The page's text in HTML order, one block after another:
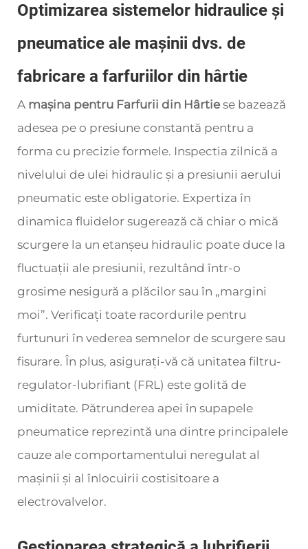
Optimizarea sistemelor hidraulice și
pneumatice ale mașinii dvs. de
fabricare a farfuriilor din hârtie
A mașina pentru Farfurii din Hârtie se bazează
adesea pe o presiune constantă pentru a
forma cu precizie formele. Inspectia zilnică a
nivelului de ulei hidraulic și a presiunii aerului
pneumatic este obligatorie. Expertiza în
dinamica fluidelor sugerează că chiar o mică
scurgere la un etanșeu hidraulic poate duce la
fluctuații ale presiunii, rezultând într-o
grosime nesigură a plăcilor sau în „margini
moi”. Verificați toate racordurile pentru
furtunuri în vederea semnelor de scurgere sau
fisurare. În plus, asigurați-vă că unitatea filtru-
regulator-lubrifiant (FRL) este golită de
umiditate. Pătrunderea apei în supapele
pneumatice reprezintă una dintre principalele
cauze ale comportamentului neregulat al
mașinii și al înlocuirii costisitoare a
electrovalvelor.